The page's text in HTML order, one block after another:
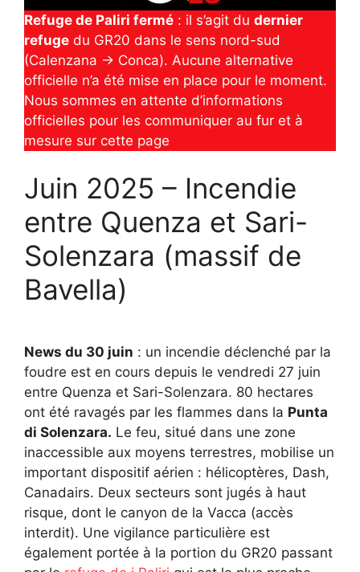
Refuge de Paliri fermé : il s’agit du dernier
refuge du GR20 dans le sens nord-sud
(Calenzana → Conca). Aucune alternative
officielle n’a été mise en place pour le moment.
Nous sommes en attente d’informations
officielles pour les communiquer au fur et à
mesure sur cette page
Juin 2025 – Incendie
entre Quenza et Sari-
Solenzara (massif de
Bavella)
News du 30 juin : un incendie déclenché par la
foudre est en cours depuis le vendredi 27 juin
entre Quenza et Sari-Solenzara. 80 hectares
ont été ravagés par les flammes dans la Punta
di Solenzara. Le feu, situé dans une zone
inaccessible aux moyens terrestres, mobilise un
important dispositif aérien : hélicoptères, Dash,
Canadairs. Deux secteurs sont jugés à haut
risque, dont le canyon de la Vacca (accès
interdit). Une vigilance particulière est
également portée à la portion du GR20 passant